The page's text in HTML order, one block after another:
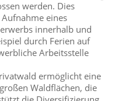
werden. Dies
eines
innerhalb und
durch Ferien auf
Arbeitsstelle
ermöglicht eine
Waldflächen, die